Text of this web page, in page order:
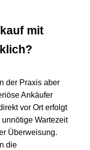
mit
der Praxis aber
Ankäufer
vor Ort erfolgt
Wartezeit
Überweisung.
die